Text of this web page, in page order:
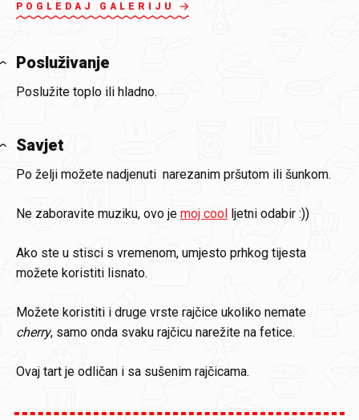
POGLEDAJ GALERIJU
Posluživanje
Poslužite toplo ili hladno.
Savjet
Po želji možete nadjenuti narezanim pršutom ili šunkom.
Ne zaboravite muziku, ovo je moj cool ljetni odabir :))
Ako ste u stisci s vremenom, umjesto prhkog tijesta
možete koristiti lisnato.
Možete koristiti i druge vrste rajčice ukoliko nemate
cherry, samo onda svaku rajčicu narežite na fetice.
Ovaj tart je odličan i sa sušenim rajčicama.